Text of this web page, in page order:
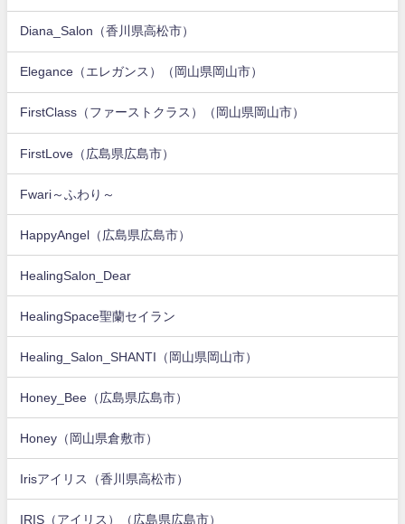
Diana_Salon（香川県高松市）
Elegance（エレガンス）（岡山県岡山市）
FirstClass（ファーストクラス）（岡山県岡山市）
FirstLove（広島県広島市）
Fwari～ふわり～
HappyAngel（広島県広島市）
HealingSalon_Dear
HealingSpace聖蘭セイラン
Healing_Salon_SHANTI（岡山県岡山市）
Honey_Bee（広島県広島市）
Honey（岡山県倉敷市）
Irisアイリス（香川県高松市）
IRIS（アイリス）（広島県広島市）